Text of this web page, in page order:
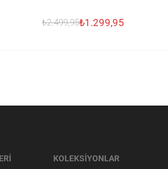
₺2.499,95₺1.299,95
KOLEKSİYONLAR